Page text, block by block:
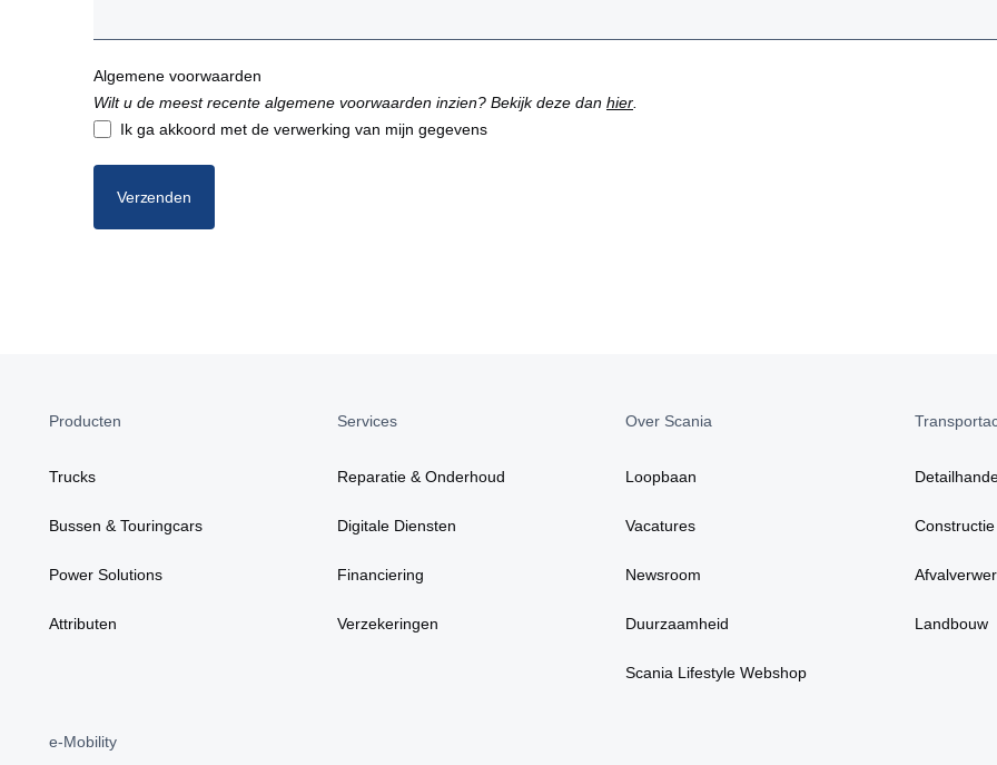
Algemene voorwaarden
Wilt u de meest recente algemene voorwaarden inzien? Bekijk deze dan hier
Ik ga akkoord met de verwerking van mijn gegevens
Verzenden
Producten
Trucks
Bussen & Touringcars
Power Solutions
Attributen
Services
Reparatie & Onderhoud
Digitale Diensten
Financiering
Verzekeringen
Over Scania
Loopbaan
Vacatures
Newsroom
Duurzaamheid
Scania Lifestyle Webshop
Constructie
Landbouw
e-Mobility